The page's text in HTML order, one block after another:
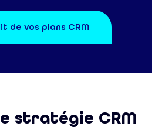
de vos plans CRM
stratégie CRM